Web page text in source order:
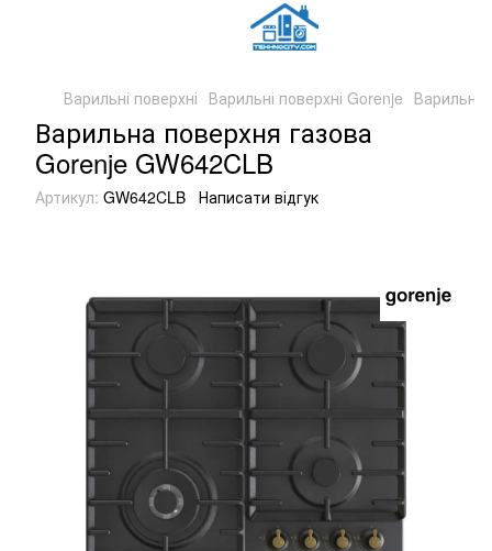
Варильні поверхні Варильні поверхні Gorenje Варильна
Варильна поверхня газова
Gorenje GW642CLB
Артикул: GW642CLB Написати відгук